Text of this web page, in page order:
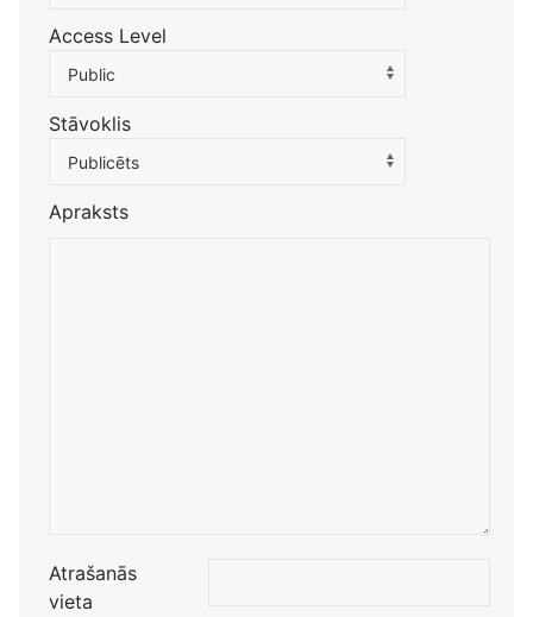
Access Level
Public
Stāvoklis
Publicēts
Apraksts
Atrašanās
vieta